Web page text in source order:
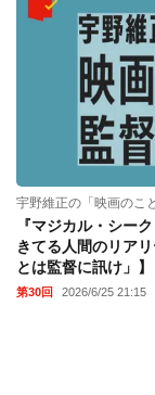
宇野維正の「映画のこ
『マジカル・シー
きてる人間のリア
とは監督に訊け」】
第30回 2026/6/25 21:15